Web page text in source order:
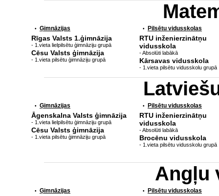
• Ģimnāzijas
Rīgas Valsts 1.ģimnāzija
- 1.vieta lielpilsētu ģimnāziju grupā
Cēsu Valsts ģimnāzija
- 1.vieta pilsētu ģimnāziju grupā
• Pilsētu vidusskolas
RTU inženierzinātņu
vidusskola
- Absolūti labākā
Kārsavas vidusskola
- 1.vieta pilsētu vidusskolu grupā
• Ģimnāzijas
Āgenskalna Valsts ģimnāzija
- 1.vieta lielpilsētu ģimnāziju grupā
Cēsu Valsts ģimnāzija
- 1.vieta pilsētu ģimnāziju grupā
• Pilsētu vidusskolas
RTU inženierzinātņu
vidusskola
- Absolūti labākā
Brocēnu vidusskola
- 1.vieta pilsētu vidusskolu grupā
Angļu
• Ģimnāzijas • Pilsētu vidusskolas